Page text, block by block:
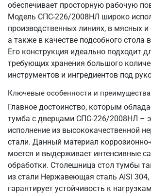
обеспечивает просторную рабочую
Модель СПС-226/2008НЛ широко
производственных линиях, в мясных
а также в качестве подсобного стола
Его конструкция идеально подходит
требующих хранения большого
инструментов и ингредиентов под
Ключевые особенности и преимущества
Главное достоинство, которым
тумба с дверцами СПС-226/2008НЛ –
исполнение из высококачественной
стали. Данный материал коррозионно-
моется и выдерживает интенсивные
обработки. Столешница стол тумбы
из стали Нержавеющая сталь AISI 304,
гарантирует устойчивость к